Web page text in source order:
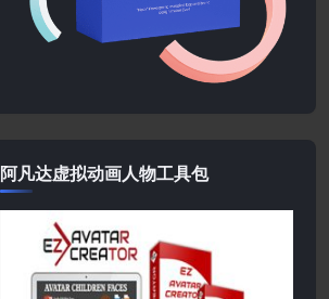
阿凡达虚拟动画人物工具包